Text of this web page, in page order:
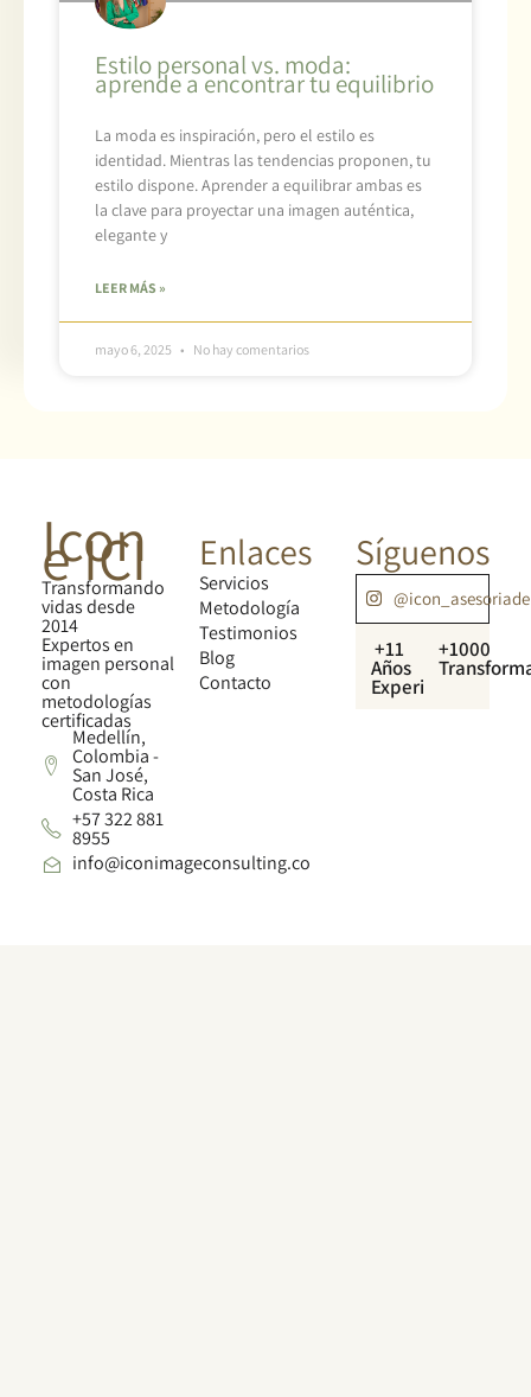
Estilo personal vs. moda:
aprende a encontrar tu equilibrio
La moda es inspiración, pero el estilo es
identidad. Mientras las tendencias proponen, tu
estilo dispone. Aprender a equilibrar ambas es
la clave para proyectar una imagen auténtica,
elegante y
LEER MÁS »
mayo 6, 2025 No hay comentarios
Icon
e ICI
Transformando
vidas desde
2014
Expertos en
imagen personal
con
metodologías
certificadas
Medellín,
Colombia -
San José,
Costa Rica
+57 322 881
8955
info@iconimageconsulting.co
Enlaces
Servicios
Metodología
Testimonios
Blog
Contacto
Síguenos
+11
Años
Experiencia
+1000